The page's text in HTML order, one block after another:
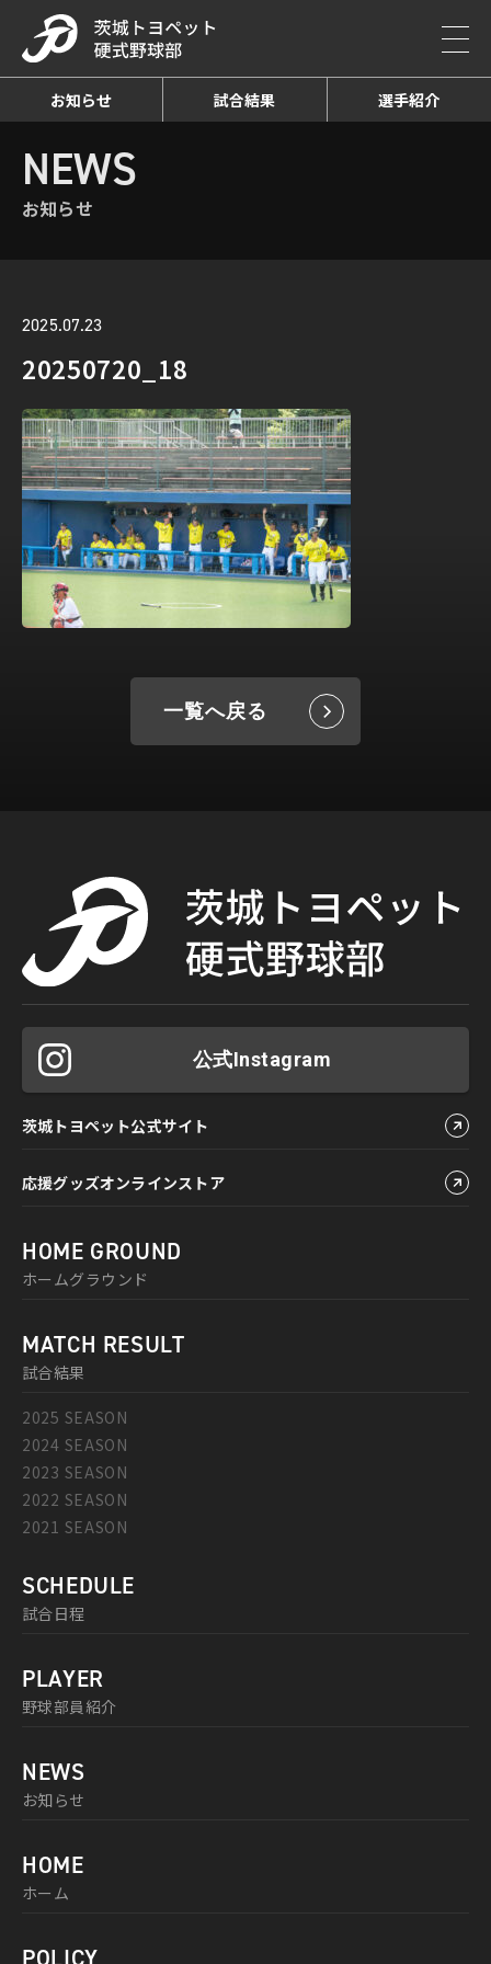
お知らせ 試合結果 選手紹介
HOME お知らせ詳細
NEWS
お知らせ
2025.07.23
20250720_18
一覧へ戻る
公式Instagram
茨城トヨペット公式サイト
応援グッズオンラインストア
HOME GROUND
ホームグラウンド
MATCH RESULT
試合結果
2025 SEASON
2024 SEASON
2023 SEASON
2022 SEASON
2021 SEASON
SCHEDULE
試合日程
PLAYER
野球部員紹介
NEWS
お知らせ
HOME
ホーム